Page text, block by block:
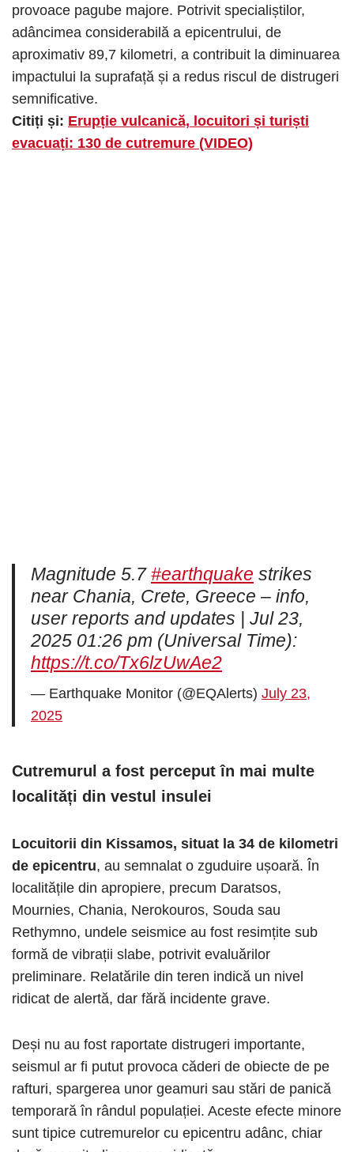
provoace pagube majore. Potrivit specialiștilor,
adâncimea considerabilă a epicentrului, de
aproximativ 89,7 kilometri, a contribuit la diminuarea
impactului la suprafață și a redus riscul de distrugeri
semnificative.
Citiți și: Erupție vulcanică, locuitori și turiști
evacuați: 130 de cutremure (VIDEO)
Magnitude 5.7 #earthquake strikes
near Chania, Crete, Greece – info,
user reports and updates | Jul 23,
2025 01:26 pm (Universal Time):
https://t.co/Tx6lzUwAe2
— Earthquake Monitor (@EQAlerts) July 23,
2025
Cutremurul a fost perceput în mai multe
localități din vestul insulei
Locuitorii din Kissamos, situat la 34 de kilometri
de epicentru, au semnalat o zguduire ușoară. În
localitățile din apropiere, precum Daratsos,
Mournies, Chania, Nerokouros, Souda sau
Rethymno, undele seismice au fost resimțite sub
formă de vibrații slabe, potrivit evaluărilor
preliminare. Relatările din teren indică un nivel
ridicat de alertă, dar fără incidente grave.
Deși nu au fost raportate distrugeri importante,
seismul ar fi putut provoca căderi de obiecte de pe
rafturi, spargerea unor geamuri sau stări de panică
temporară în rândul populației. Aceste efecte minore
sunt tipice cutremurelor cu epicentru adânc, chiar